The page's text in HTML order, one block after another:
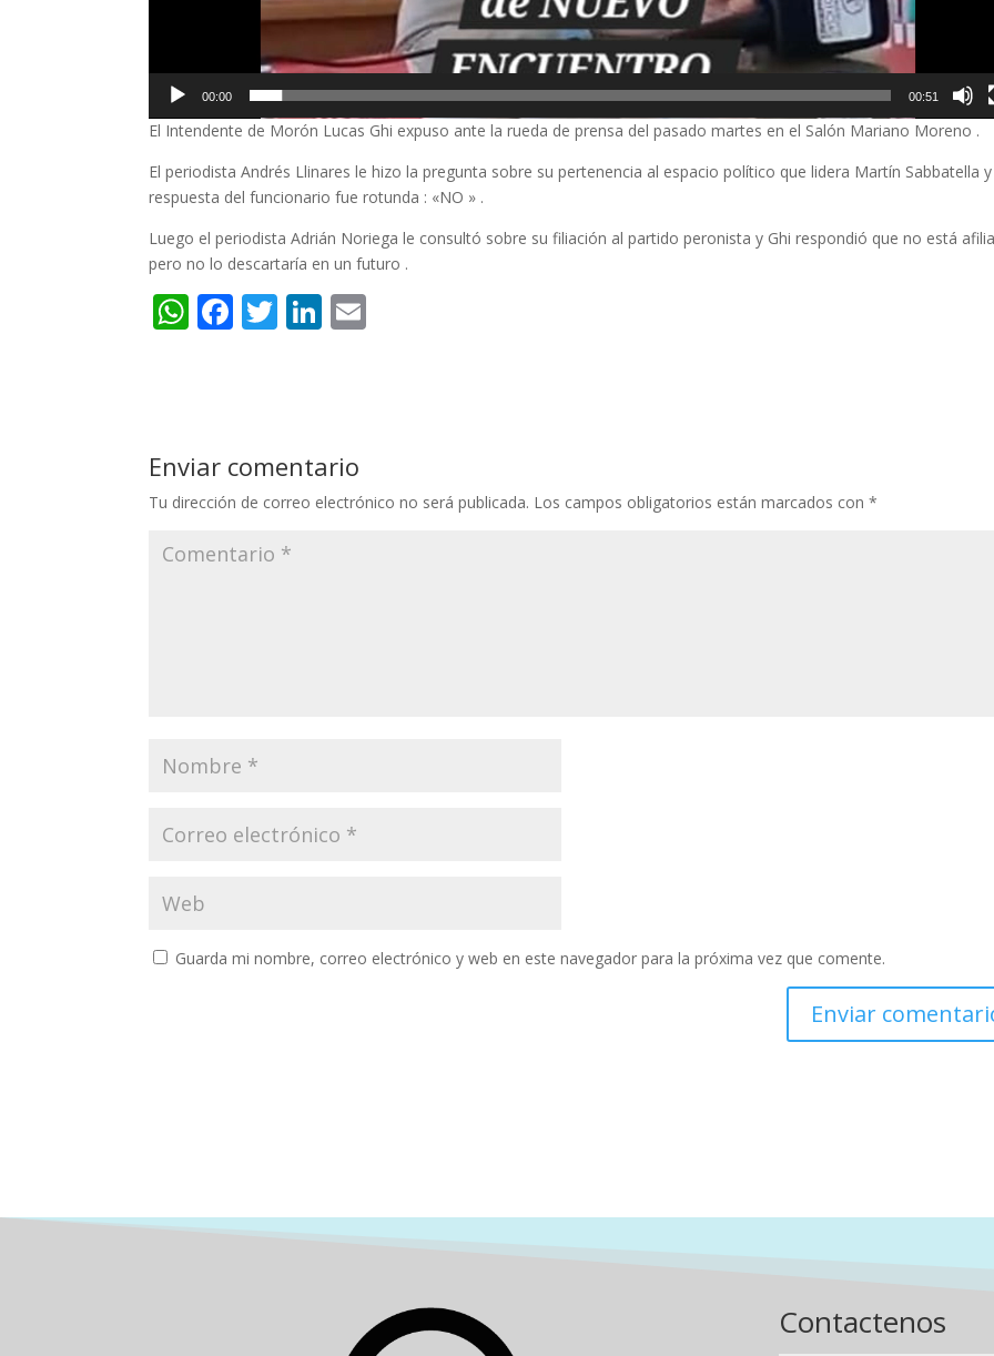
00:00 00:51
El Intendente de Morón Lucas Ghi expuso ante la rueda de prensa del pasado martes en el Salón Mariano Moreno .
El periodista Andrés Llinares le hizo la pregunta sobre su pertenencia al espacio político que lidera Martín Sabbatella y
respuesta del funcionario fue rotunda : «NO » .
Luego el periodista Adrián Noriega le consultó sobre su filiación al partido peronista y Ghi respondió que no está
pero no lo descartaría en un futuro .
W
A
p
p
F
o
o
k
T Li
dI
n
Enviar comentario
Tu dirección de correo electrónico no será publicada. Los campos obligatorios están marcados con*
Guarda mi nombre, correo electrónico y web en este navegador para la próxima vez que comente.
Contactenos